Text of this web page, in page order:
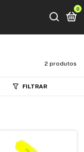
0
2 produtos
FILTRAR